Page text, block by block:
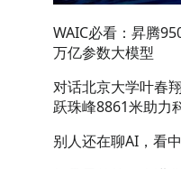
WAIC必看：昇腾
万亿参数大模型
对话北京大学叶春
跃珠峰8861米助力
别人还在聊AI，看